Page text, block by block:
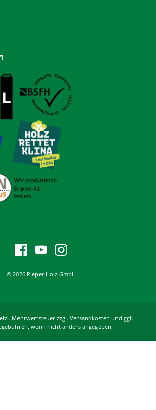
© 2026 Pieper Holz GmbH
Mehrwertsteuer zzgl. Versandkosten und ggf.
wenn nicht anders angegeben.